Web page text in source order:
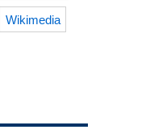
Wikimedia